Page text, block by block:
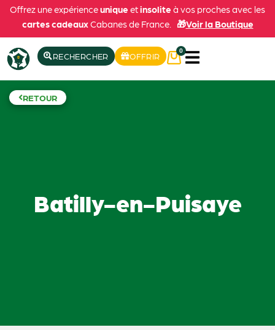
Offrez une expérienceunique etinsolite à vos proches avec les
cartes cadeauxCabanes de France. 🎁Voir la Boutique
RECHERCHER OFFRIR
0
RETOUR
Batilly-en-Puisaye